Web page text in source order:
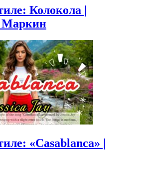
Колокола |
Маркин
«Casablanca» |